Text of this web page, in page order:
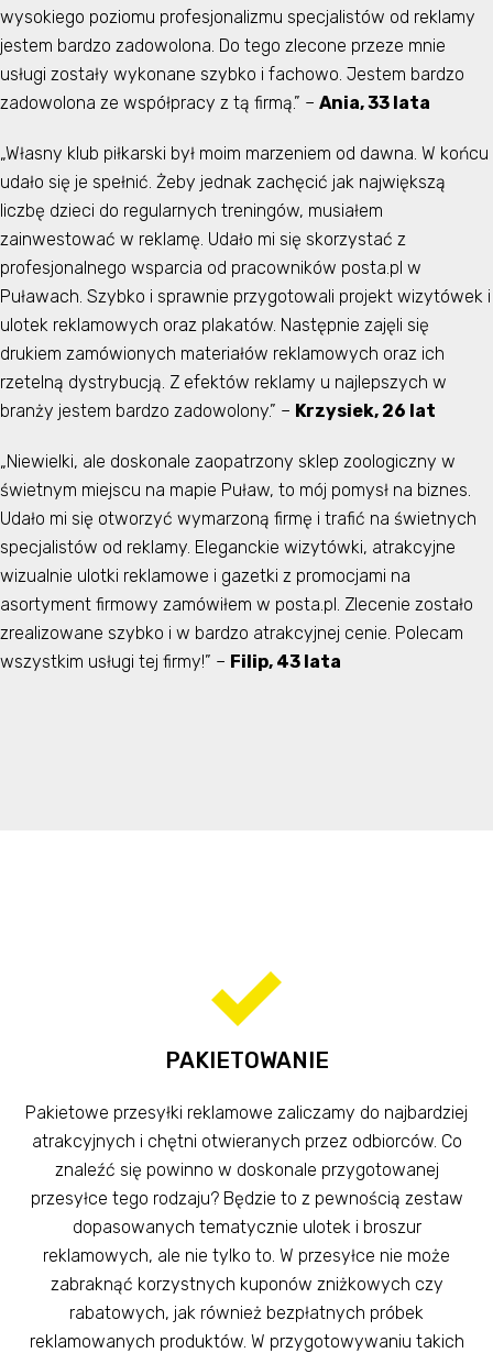
wysokiego poziomu profesjonalizmu specjalistów od reklamy
jestem bardzo zadowolona. Do tego zlecone przeze mnie
usługi zostały wykonane szybko i fachowo. Jestem bardzo
zadowolona ze współpracy z tą firmą.” – Ania, 33 lata
„Własny klub piłkarski był moim marzeniem od dawna. W końcu
udało się je spełnić. Żeby jednak zachęcić jak największą
liczbę dzieci do regularnych treningów, musiałem
zainwestować w reklamę. Udało mi się skorzystać z
profesjonalnego wsparcia od pracowników posta.pl w
Puławach. Szybko i sprawnie przygotowali projekt wizytówek i
ulotek reklamowych oraz plakatów. Następnie zajęli się
drukiem zamówionych materiałów reklamowych oraz ich
rzetelną dystrybucją. Z efektów reklamy u najlepszych w
branży jestem bardzo zadowolony.” – Krzysiek, 26 lat
„Niewielki, ale doskonale zaopatrzony sklep zoologiczny w
świetnym miejscu na mapie Puław, to mój pomysł na biznes.
Udało mi się otworzyć wymarzoną firmę i trafić na świetnych
specjalistów od reklamy. Eleganckie wizytówki, atrakcyjne
wizualnie ulotki reklamowe i gazetki z promocjami na
asortyment firmowy zamówiłem w posta.pl. Zlecenie zostało
zrealizowane szybko i w bardzo atrakcyjnej cenie. Polecam
wszystkim usługi tej firmy!” – Filip, 43 lata
PAKIETOWANIE
Pakietowe przesyłki reklamowe zaliczamy do najbardziej
atrakcyjnych i chętni otwieranych przez odbiorców. Co
znaleźć się powinno w doskonale przygotowanej
przesyłce tego rodzaju? Będzie to z pewnością zestaw
dopasowanych tematycznie ulotek i broszur
reklamowych, ale nie tylko to. W przesyłce nie może
zabraknąć korzystnych kuponów zniżkowych czy
rabatowych, jak również bezpłatnych próbek
reklamowanych produktów. W przygotowywaniu takich